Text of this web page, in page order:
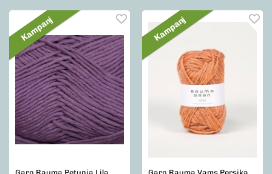
Kampanj Kampanj